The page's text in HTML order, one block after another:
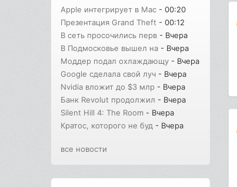
Apple интегрирует в Mac - 00:20
Презентация Grand Theft - 00:12
В сеть просочились перв - Вчера
В Подмосковье вышел на - Вчера
Моддер подал охлаждающу - Вчера
Google сделала свой луч - Вчера
Nvidia вложит до $3 млр - Вчера
Банк Revolut продолжил - Вчера
Silent Hill 4: The Room - Вчера
Кратос, которого не буд - Вчера
все новости